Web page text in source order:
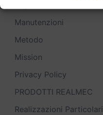
Manutenzioni
Metodo
Mission
Privacy Policy
PRODOTTI REALMEC
Realizzazioni Particolari